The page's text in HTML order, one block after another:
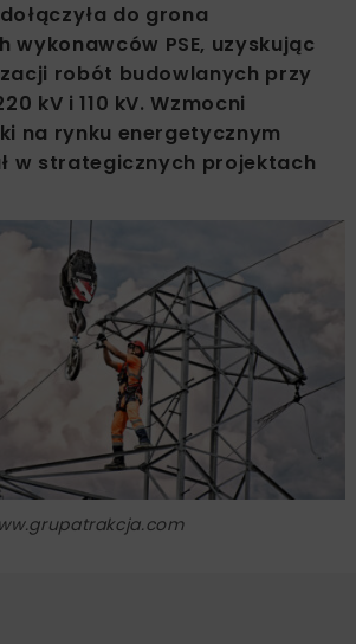
do grona
wykonawców PSE, uzyskując
robót budowlanych przy
kV i 110 kV. Wzmocni
na rynku energetycznym
w strategicznych projektach